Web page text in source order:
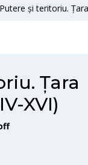
și teritoriu.
Țara
XVI)